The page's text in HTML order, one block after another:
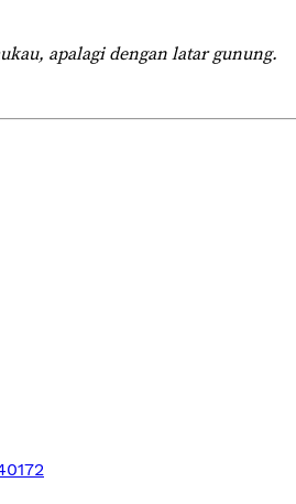
apalagi dengan latar gunung.